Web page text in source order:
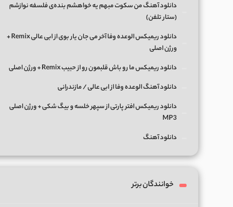
دانلود آهنگ من سکوت مبهم یه خواهشم بنده‌ی فلسفه نوازشم
(ستار تلفن)
دانلود ریمیکس الوعده وفا آخر می جان یار بوی از ابی عالی Remix +
ورژن اصلی
دانلود ریمیکس ما رو باش قلبمون رو از حبیب Remix + ورژن اصلی
دانلود آهنگ الوعده وفا از ابی عالی / مازندرانی
دانلود ریمیکس افتر پارتی از سپهر خلسه و بیگ شکی + ورژن اصلی
MP3
دانلود آهنگ
خوانندگان برتر